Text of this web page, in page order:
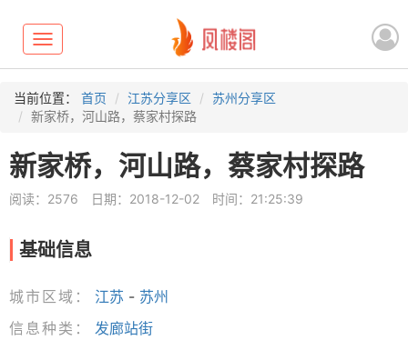
Toggle
navigation
当前位置： 首页 江苏分享区
苏州分享区
新家桥，河山路，蔡家村探路
新家桥，河山路，蔡家村探路
阅读：2576 日期：2018-12-02 时间：21:25:39
基础信息
城市区域： 江苏 - 苏州
信息种类：
发廊站街